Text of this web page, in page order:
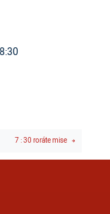
7 : 30 roráte mise